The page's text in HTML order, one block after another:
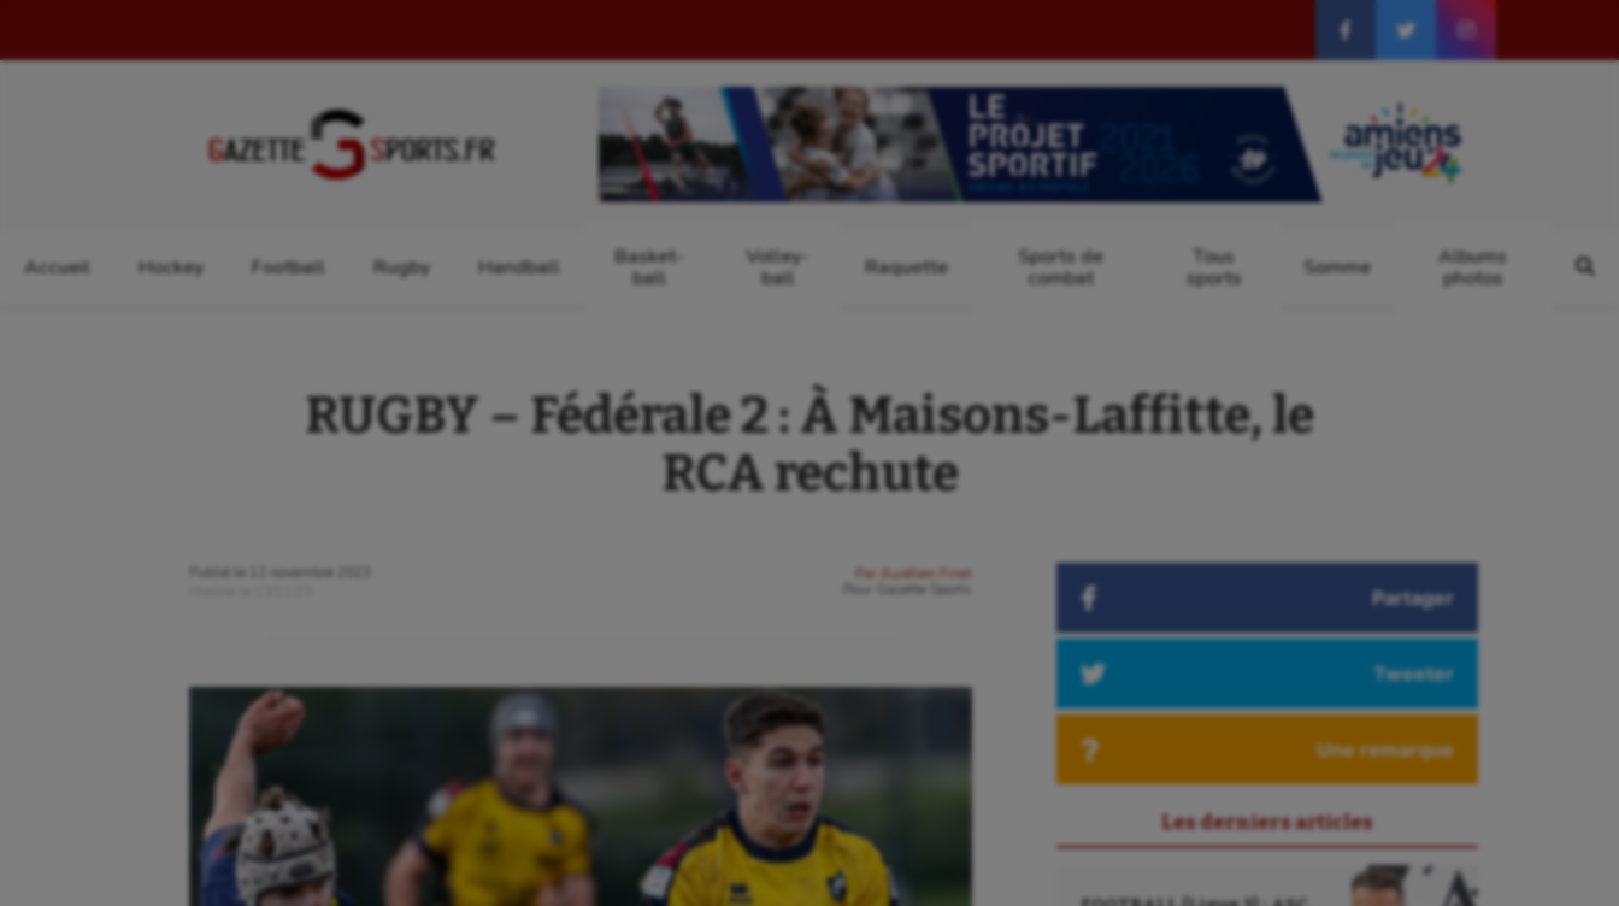
Accueil Hockey Football Rugby Handball
Basket-
ball
Volley-
ball
Raquette
Sports de
combat
Tous
sports
Somme
Albums
photos
RUGBY – Fédérale 2 : À Maisons-Laffitte, le
RCA rechute
Publié le
12 novembre 2023
Par
Aurélien Finet
Gazette Sports Partager
Tweeter
Une remarque
Les derniers articles